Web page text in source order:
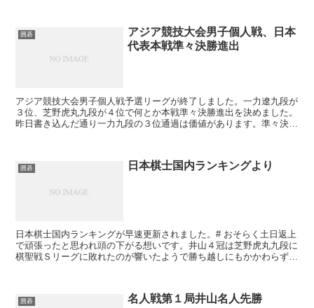
囲碁
アジア競技大会男子個人戦、日本
代表本戦準々決勝進出
アジア競技大会男子個人戦予選リーグが終了しました。一力遼九段が
３位、芝野虎丸九段が４位で何とか本戦準々決勝進出を決めました。
昨日書き込んだ通り一力九段の３位通過は価値があります。準々決勝
囲碁 日本棋士国内ランキングより
日本棋士国内ランキングが早速更新されました。# おそらく土日返上
で頑張ったと思われ頭の下がる想いです。井山４冠は芝野虎丸九段に
棋聖戦Ｓリーグに敗れたのが響いたようで勝ち越しにもかかわらずレ
囲碁 名人戦第１局井山名人先勝